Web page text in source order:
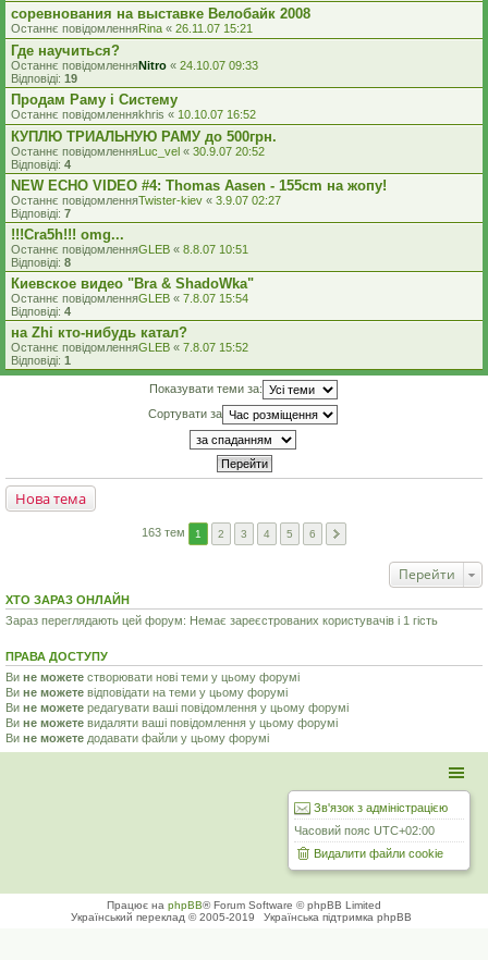
соревнования на выставке Велобайк 2008
Останнє повідомленняRina « 26.11.07 15:21
Где научиться?
Останнє повідомленняNitro « 24.10.07 09:33
Відповіді: 19
Продам Раму і Систему
Останнє повідомленняkhris « 10.10.07 16:52
КУПЛЮ ТРИАЛЬНУЮ РАМУ до 500грн.
Останнє повідомленняLuc_vel « 30.9.07 20:52
Відповіді: 4
NEW ECHO VIDEO #4: Thomas Aasen - 155cm на жопу!
Останнє повідомленняTwister-kiev « 3.9.07 02:27
Відповіді: 7
!!!Cra5h!!! omg...
Останнє повідомленняGLEB « 8.8.07 10:51
Відповіді: 8
Киевское видео "Bra & ShadoWka"
Останнє повідомленняGLEB « 7.8.07 15:54
Відповіді: 4
на Zhi кто-нибудь катал?
Останнє повідомленняGLEB « 7.8.07 15:52
Відповіді: 1
Показувати теми за:
Сортувати за
Нова тема
163 тем 1 2 3 4 5 6
Перейти
ХТО ЗАРАЗ ОНЛАЙН
Зараз переглядають цей форум: Немає зареєстрованих користувачів і 1 гість
ПРАВА ДОСТУПУ
Ви не можете створювати нові теми у цьому форумі
Ви не можете відповідати на теми у цьому форумі
Ви не можете редагувати ваші повідомлення у цьому форумі
Ви не можете видаляти ваші повідомлення у цьому форумі
Ви не можете додавати файли у цьому форумі
Зв'язок з адміністрацією
Часовий пояс UTC+02:00
Видалити файли cookie
Працює на phpBB® Forum Software © phpBB Limited
Український переклад © 2005-2019
Українська підтримка phpBB